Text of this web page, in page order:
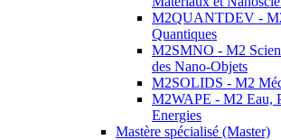
M2QUANTDEV -
Quantiques
M2SMNO - M2
des Nano-Objets
M2SOLIDS - M2
M2WAPE - M2 Eau,
Energies
Mastère spécialisé (Master)